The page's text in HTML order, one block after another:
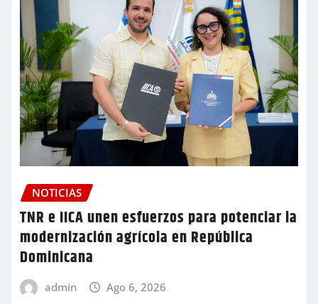
NOTICIAS
TNR e IICA unen esfuerzos para potenciar la
modernización agrícola en República
Dominicana
admin Ago 6, 2026